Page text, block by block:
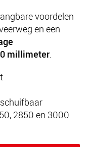
voordelen
en een
millimeter.
2850 en 3000